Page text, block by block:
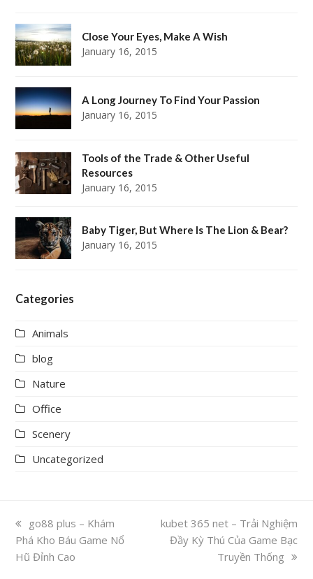
Close Your Eyes, Make A Wish
January 16, 2015
A Long Journey To Find Your Passion
January 16, 2015
Tools of the Trade & Other Useful
Resources
January 16, 2015
Baby Tiger, But Where Is The Lion & Bear?
January 16, 2015
Categories
Animals
blog
Nature
Office
Scenery
Uncategorized
previous
post:
go88 plus – Khám
Phá Kho Báu Game Nổ
Hũ Đỉnh Cao
next
post:
kubet 365 net – Trải Nghiệm
Đầy Kỳ Thú Của Game Bạc
Truyền Thống